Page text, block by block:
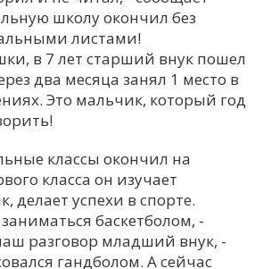
школу окончил без
листами!
в 7 лет старший внук пошел
два месяца занял 1 место в
Это мальчик, который год
классы окончил на
класса он изучает
делает успехи в спорте.
баскетболом, -
разговор младший внук, -
гандболом. А сейчас